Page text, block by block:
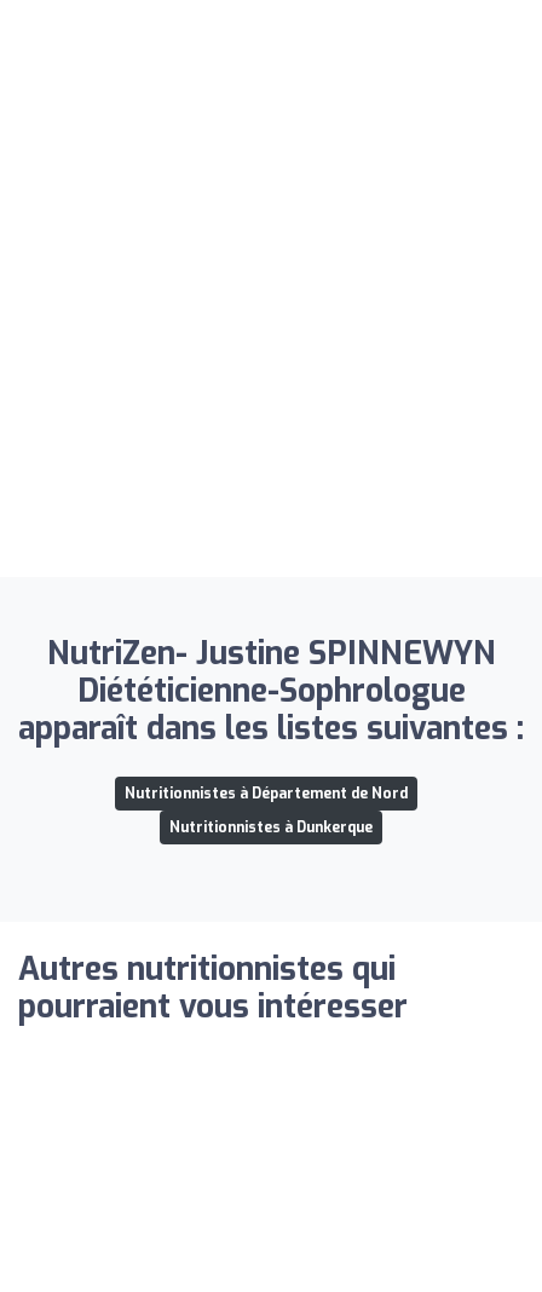
NutriZen- Justine SPINNEWYN
Diététicienne-Sophrologue
apparaît dans les listes suivantes :
Nutritionnistes à Département de Nord
Nutritionnistes à Dunkerque
Autres nutritionnistes qui
pourraient vous intéresser